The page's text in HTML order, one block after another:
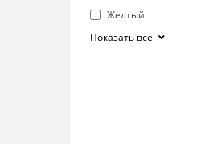
Желтый
Показать все